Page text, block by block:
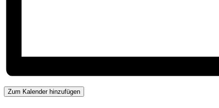
Zum Kalender hinzufügen